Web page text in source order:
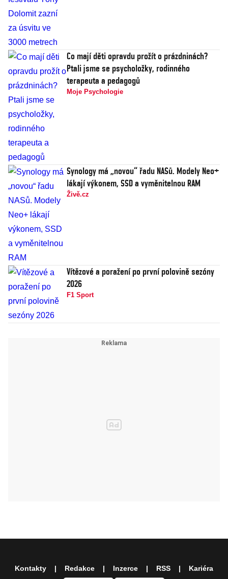
Co mají děti opravdu prožít o prázdninách?
Ptali jsme se psycholožky, rodinného
terapeuta a pedagogů
Moje Psychologie
Synology má „novou“ řadu NASů. Modely Neo+
lákají výkonem, SSD a vyměnitelnou RAM
Živě.cz
Vítězové a poražení po první polovině sezóny
2026
F1 Sport
Kontakty Redakce Inzerce RSS Kariéra